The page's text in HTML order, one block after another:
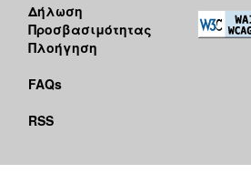
Δήλωση
Προσβασιμότητας
Πλοήγηση
FAQs
RSS